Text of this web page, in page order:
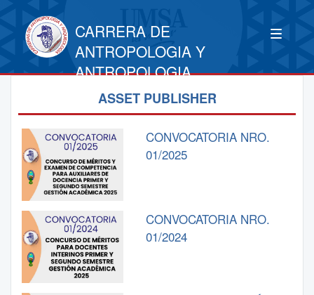
CARRERA DE
ANTROPOLOGIA Y
ANTROPOLOGIA
ASSET PUBLISHER
CONVOCATORIA NRO.
01/2025
CONVOCATORIA NRO.
01/2024